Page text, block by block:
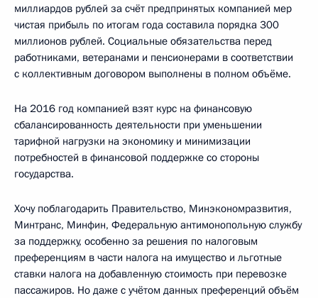
миллиардов рублей за счёт предпринятых компанией мер
чистая прибыль по итогам года составила порядка 300
миллионов рублей. Социальные обязательства перед
работниками, ветеранами и пенсионерами в соответствии
с коллективным договором выполнены в полном объёме.
На 2016 год компанией взят курс на финансовую
сбалансированность деятельности при уменьшении
тарифной нагрузки на экономику и минимизации
потребностей в финансовой поддержке со стороны
государства.
Хочу поблагодарить Правительство, Минэкономразвития,
Минтранс, Минфин, Федеральную антимонопольную службу
за поддержку, особенно за решения по налоговым
преференциям в части налога на имущество и льготные
ставки налога на добавленную стоимость при перевозке
пассажиров. Но даже с учётом данных преференций объём